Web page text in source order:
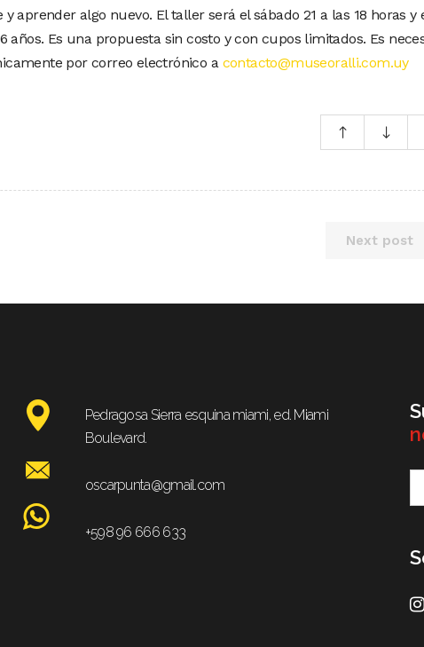
aprender algo nuevo. El taller será el sábado 21 a las 18 horas y
años. Es una propuesta sin costo y con cupos limitados. Es
por correo electrónico a contacto@museoralli.com.uy
Next post
Pedragosa Sierra esquina miami, ed. Miami
Boulevard.
oscarpunta@gmail.com
+598 96 666 633